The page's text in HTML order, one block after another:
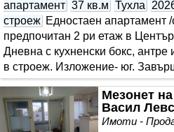
апартамент 37 кв.м Тухла
строеж Едностаен апартамент
предпочитан 2 ри етаж в
Дневна с кухненски бокс, антре
в строеж. Изложение- юг.
Мезонет
Васил
Имоти -